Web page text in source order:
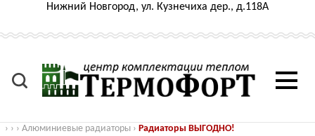
Нижний Новгород, ул. Кузнечиха дер., д.118А
› › › Алюминиевые радиаторы › Радиаторы ВЫГОДНО!